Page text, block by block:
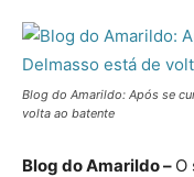
Blog do Amarildo: Após se
volta ao batente
Blog do Amarildo – O